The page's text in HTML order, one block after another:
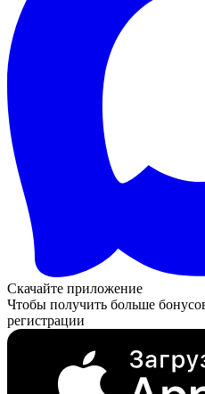
Скачайте приложение
Чтобы получить больше
регистрации